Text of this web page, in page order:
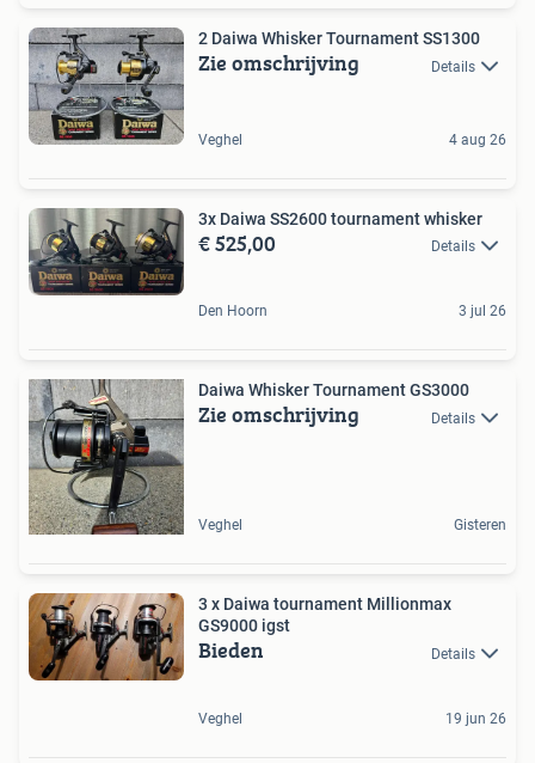
2 Daiwa Whisker Tournament SS1300
Zie omschrijving Details
Veghel 4 aug 26
3x Daiwa SS2600 tournament whisker
€ 525,00 Details
Den Hoorn 3 jul 26
Daiwa Whisker Tournament GS3000
Zie omschrijving Details
Veghel Gisteren
3 x Daiwa tournament Millionmax
GS9000 igst
Bieden Details
Veghel 19 jun 26